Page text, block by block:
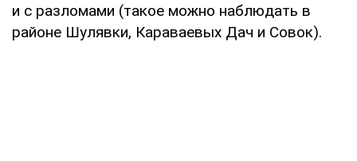
и с разломами (такое можно наблюдать в
районе Шулявки, Караваевых Дач и Совок).